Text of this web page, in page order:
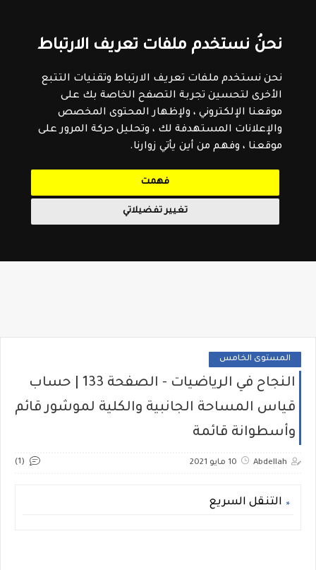
نحنُ نستخدم ملفات تعريف الارتباط
نحن نستخدم ملفات تعريف الارتباط وتقنيات التتبع
الأخرى لتحسين تجربة التصفح الخاصة بك على
موقعنا الإلكتروني ، ولإظهار المحتوى المخصص
والإعلانات المستهدفة لك ، وتحليل حركة المرور على
موقعنا ، وفهم من أين يأتي زوارنا.
فهمت
تغيير تفضيلاتي
المستوى الخامس
النجاح في الرياضيات - الصفحة 133 | حساب
قياس المساحة الجانبية والكلية لموشور قائم
وأسطوانة قائمة
Abdellah 10 مايو 2021 (1)
التنقل السريع